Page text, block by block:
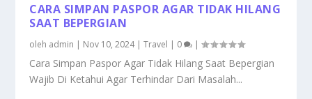
CARA SIMPAN PASPOR AGAR TIDAK HILANG
SAAT BEPERGIAN
oleh admin | Nov 10, 2024|Travel | 0 |
Cara Simpan Paspor Agar Tidak Hilang Saat Bepergian
Wajib Di Ketahui Agar Terhindar Dari Masalah...